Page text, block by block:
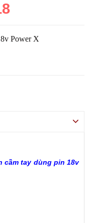
Power X
cầm tay dùng pin 18v